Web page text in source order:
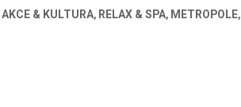
AKCE & KULTURA,RELAX & SPA,METROPOLE,